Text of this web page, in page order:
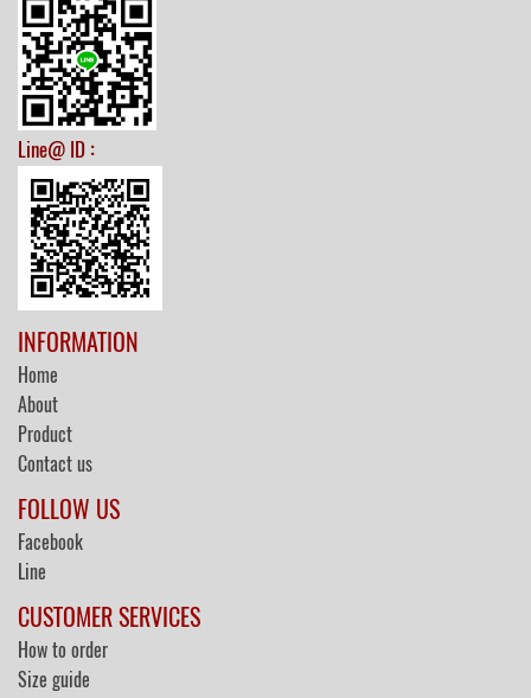
Line@ ID :
INFORMATION
Home
About
Product
Contact us
FOLLOW US
Facebook
Line
CUSTOMER SERVICES
How to order
Size guide